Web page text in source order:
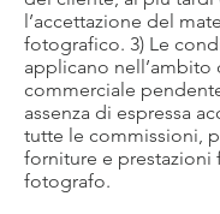
l’accettazione del
fotografico. 3) Le
applicano
commerciale
assenza di espressa
tutte le commissioni,
forniture e prestazioni
fotografo.